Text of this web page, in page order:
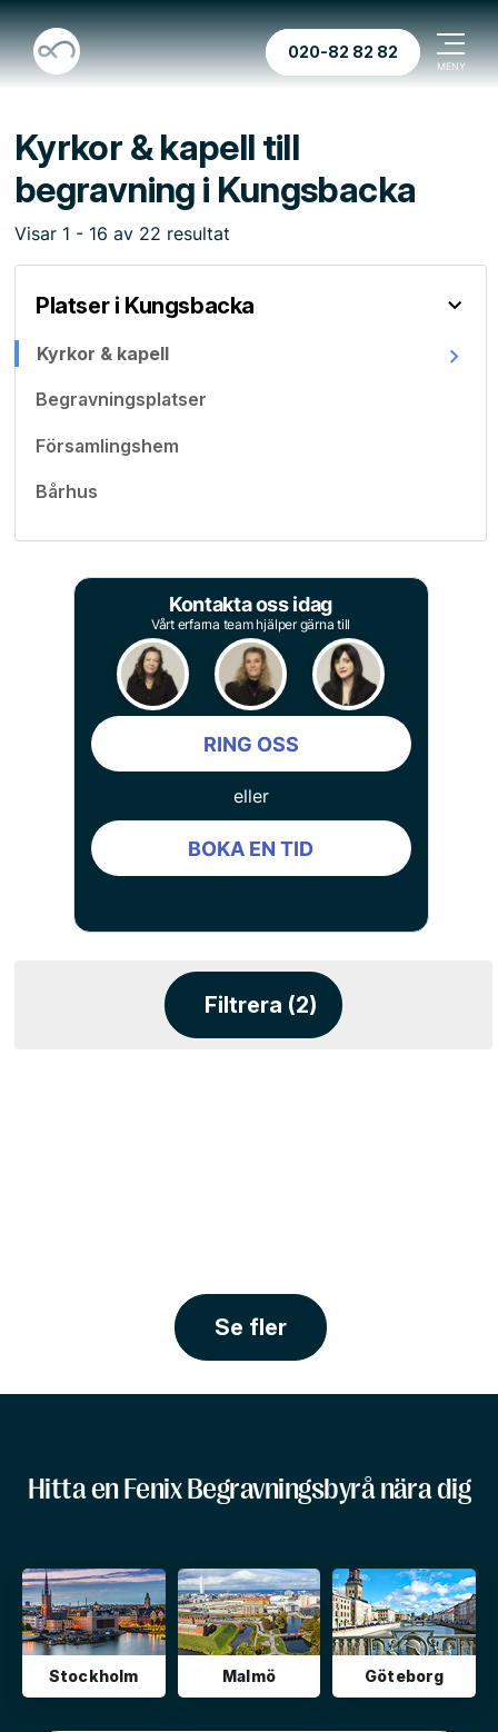
020-82 82 82
Kyrkor & kapell till
begravning i Kungsbacka
Visar 1 - 16 av 22 resultat
Platser i Kungsbacka
Kyrkor & kapell
Begravningsplatser
Församlingshem
Bårhus
Kontakta oss idag
Vårt erfarna team hjälper gärna till
RING OSS
eller
BOKA EN TID
Filtrera (2)
Se fler
Hitta en Fenix Begravningsbyrå nära dig
Stockholm Malmö Göteborg